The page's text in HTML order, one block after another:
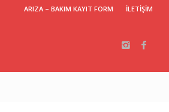
ARIZA – BAKIM KAYIT FORM İLETİŞİM